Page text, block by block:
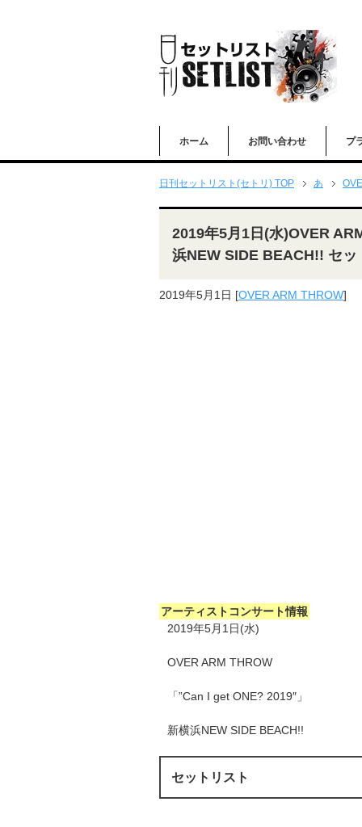
ホーム お問い合わせ プ
日刊セットリスト(セトリ) TOP あ
2019年5月1日(水)OVER
浜NEW SIDE BEACH!! セッ
2019年5月1日 [OVER ARM THROW]
アーティストコンサート情報
2019年5月1日(水)
OVER ARM THROW
「”Can I get ONE? 2019″」
新横浜NEW SIDE BEACH!!
セットリスト